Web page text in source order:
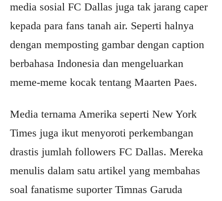
media sosial FC Dallas juga tak jarang caper
kepada para fans tanah air. Seperti halnya
dengan memposting gambar dengan caption
berbahasa Indonesia dan mengeluarkan
meme-meme kocak tentang Maarten Paes.
Media ternama Amerika seperti New York
Times juga ikut menyoroti perkembangan
drastis jumlah followers FC Dallas. Mereka
menulis dalam satu artikel yang membahas
soal fanatisme suporter Timnas Garuda